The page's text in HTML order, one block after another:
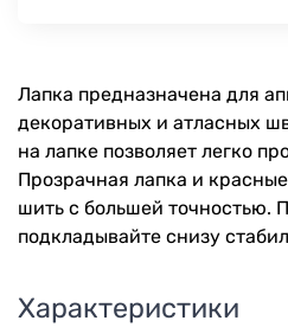
Лапка предназначена для
декоративных и атласных
на лапке позволяет легко
Прозрачная лапка и
шить с большей точностью.
подкладывайте снизу
Характеристики